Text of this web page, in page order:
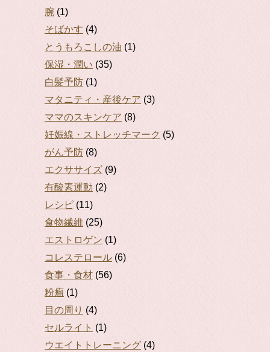
腕 (1)
そばかす (4)
とうもろこしの油 (1)
保湿・潤い (35)
白髪予防 (1)
マタニティ・産後ケア (3)
ママのスキンケア (8)
妊娠線・ストレッチマーク (5)
がん予防 (8)
エクササイズ (9)
有酸素運動 (2)
レシピ (11)
食物繊維 (25)
エストロゲン (1)
コレステロール (6)
食事・食材 (56)
粉瘤 (1)
目の周り (4)
セルライト (1)
ウエイトトレーニング (4)